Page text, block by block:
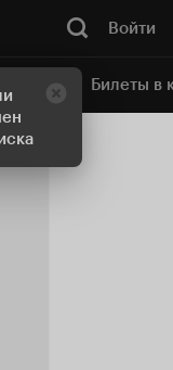
Войти
Билеты в